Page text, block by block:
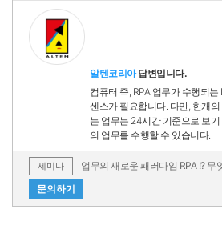
알텐코리아답변입니다.
컴퓨터 즉, RPA 업무가 수행되
센스가 필요합니다. 다만, 한개
는 업무는 24시간 기준으로 보
의 업무를 수행할 수 있습니다.
세미나
업무의 새로운 패러다임 RPA !? 무
문의하기